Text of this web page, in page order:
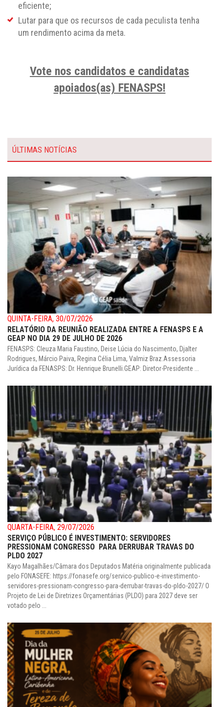
eficiente;
Lutar para que os recursos de cada peculista tenha
um rendimento acima da meta.
Vote nos candidatos e candidatas
apoiados(as) FENASPS!
ÚLTIMAS NOTÍCIAS
QUINTA-FEIRA, 30/07/2026
RELATÓRIO DA REUNIÃO REALIZADA ENTRE A FENASPS E A
GEAP NO DIA 29 DE JULHO DE 2026
FENASPS: Cleuza Maria Faustino, Deise Lúcia do Nascimento, Djalter
Rodrigues, Márcio Paiva, Regina Célia Lima, Valmiz Braz.Assessoria
Jurídica da FENASPS: Dr. Henrique Brunelli.GEAP: Diretor-Presidente ...
QUARTA-FEIRA, 29/07/2026
SERVIÇO PÚBLICO É INVESTIMENTO: SERVIDORES
PRESSIONAM CONGRESSO PARA DERRUBAR TRAVAS DO
PLDO 2027
Kayo Magalhães/Câmara dos Deputados Matéria originalmente publicada
pelo FONASEFE: https://fonasefe.org/servico-publico-e-investimento-
servidores-pressionam-congresso-para-derrubar-travas-do-pldo-2027/ O
Projeto de Lei de Diretrizes Orçamentárias (PLDO) para 2027 deve ser
votado pelo ...